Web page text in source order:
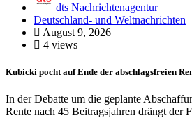
dts Nachrichtenagentur
Deutschland- und Weltnachrichten
August 9, 2026
4 views
Kubicki pocht auf Ende der abschlagsfreien
In der Debatte um die geplante
Rente nach 45 Beitragsjahren drängt der